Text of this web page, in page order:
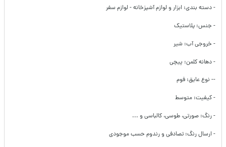
- دسته بندی: ابزار و لوازم آشپزخانه - لوازم سفر
- جنس: پلاستیک
- خروجی آب: شیر
- دهانه کلمن: پیچی
-- نوع عایق: فوم
- کیفیت: متوسط
- رنگ: صورتی، طوسی، کالباسی و ...
- ارسال رنگ: تصادفی و رندوم حسب موجودی